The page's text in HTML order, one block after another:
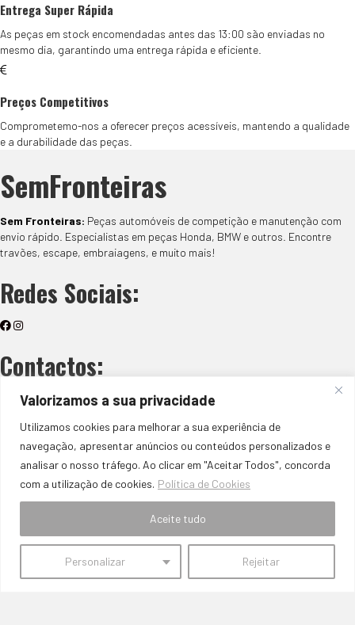
Valorizamos a sua privacidade
Utilizamos cookies para melhorar a sua experiência de
navegação, apresentar anúncios ou conteúdos personalizados e
analisar o nosso tráfego. Ao clicar em "Aceitar Todos", concorda
com a utilização de cookies. Política de Cookies
Personalizar Rejeitar
Aceite tudo
Entrega Super Rápida
As peças em stock encomendadas antes das 13:00 são enviadas no
mesmo dia, garantindo uma entrega rápida e eficiente.
Preços Competitivos
Comprometemo-nos a oferecer preços acessíveis, mantendo a qualidade
e a durabilidade das peças.
SemFronteiras
Sem Fronteiras: Peças automóveis de competição e manutenção com
envio rápido. Especialistas em peças Honda, BMW e outros. Encontre
travões, escape, embraiagens, e muito mais!
Redes Sociais:
Contactos:
Onde Estamos
E-mail
semfronteiras.auto@hotmail.com
Telefone
+351 939 905 965
(Chamada para rede móvel nacional)
Métodos de Pagamento: